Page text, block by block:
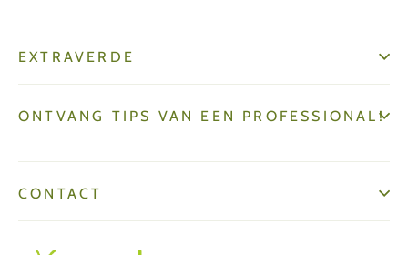
EXTRAVERDE
ONTVANG TIPS VAN EEN PROFESSIONAL!
CONTACT